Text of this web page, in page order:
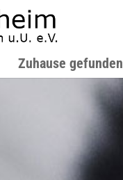
Zuhause gefunden